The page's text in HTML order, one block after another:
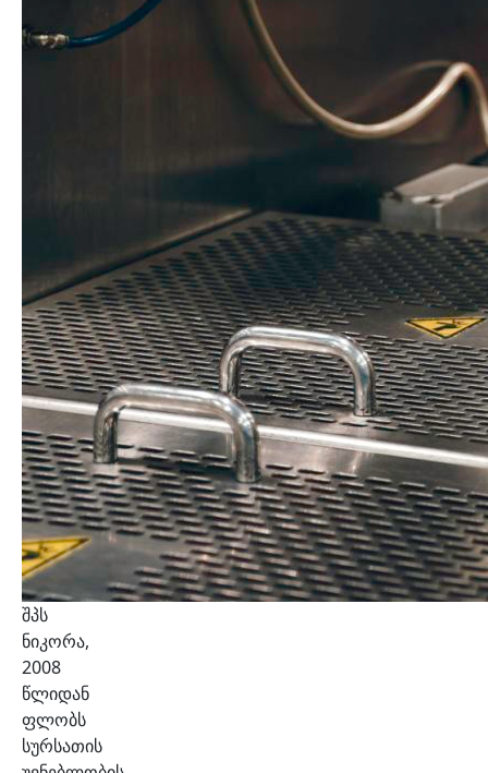
შპს
ნიკორა,
2008
წლიდან
ფლობს
სურსათის